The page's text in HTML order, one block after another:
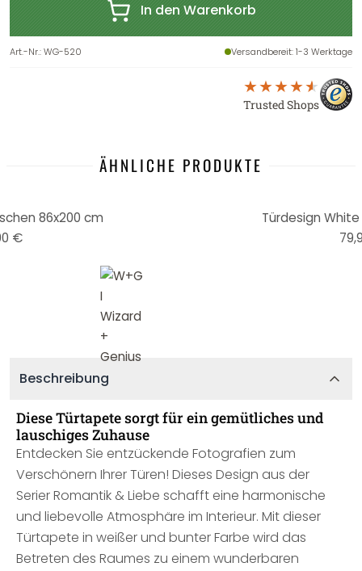
In den Warenkorb
Art.-Nr.:WG-520 Versandbereit: 1-3 Werktage
Trusted Shops
ÄHNLICHE PRODUKTE
86x200 cm
€
Türdesign White
Beschreibung
Diese Türtapete sorgt für ein gemütliches und
lauschiges Zuhause
Entdecken Sie entzückende Fotografien zum
Verschönern Ihrer Türen! Dieses Design aus der
Serier Romantik & Liebe schafft eine harmonische
und liebevolle Atmosphäre im Interieur. Mit dieser
Türtapete in weißer und bunter Farbe wird das
Betreten des Raumes zu einem wunderbaren